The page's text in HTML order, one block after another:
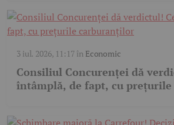
3 iul. 2026, 11:17în Economic
Consiliul Concurenței dă
întâmplă, de fapt, cu